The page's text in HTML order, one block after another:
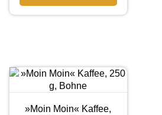
»Moin Moin« Kaffee,